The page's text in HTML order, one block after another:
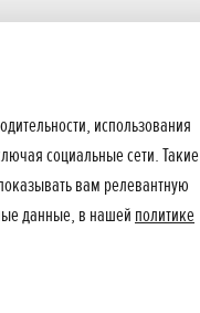
использования
социальные сети. Такие
вам релевантную
данные, в нашей политике